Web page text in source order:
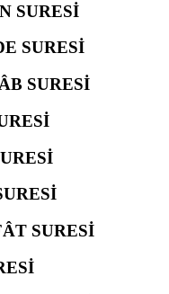
SURESİ
SURESİ
SURESİ
SURESİ